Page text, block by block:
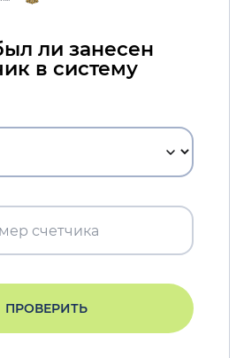
ли занесен
в систему
ПРОВЕРИТЬ